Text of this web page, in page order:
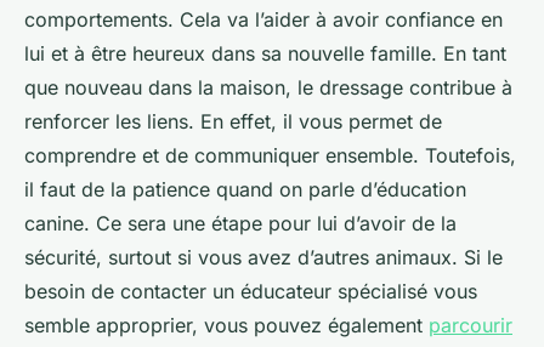
comportements. Cela va l’aider à avoir confiance en
lui et à être heureux dans sa nouvelle famille. En tant
que nouveau dans la maison, le dressage contribue à
renforcer les liens. En effet, il vous permet de
comprendre et de communiquer ensemble. Toutefois,
il faut de la patience quand on parle d’éducation
canine. Ce sera une étape pour lui d’avoir de la
sécurité, surtout si vous avez d’autres animaux. Si le
besoin de contacter un éducateur spécialisé vous
semble approprier, vous pouvez également parcourir